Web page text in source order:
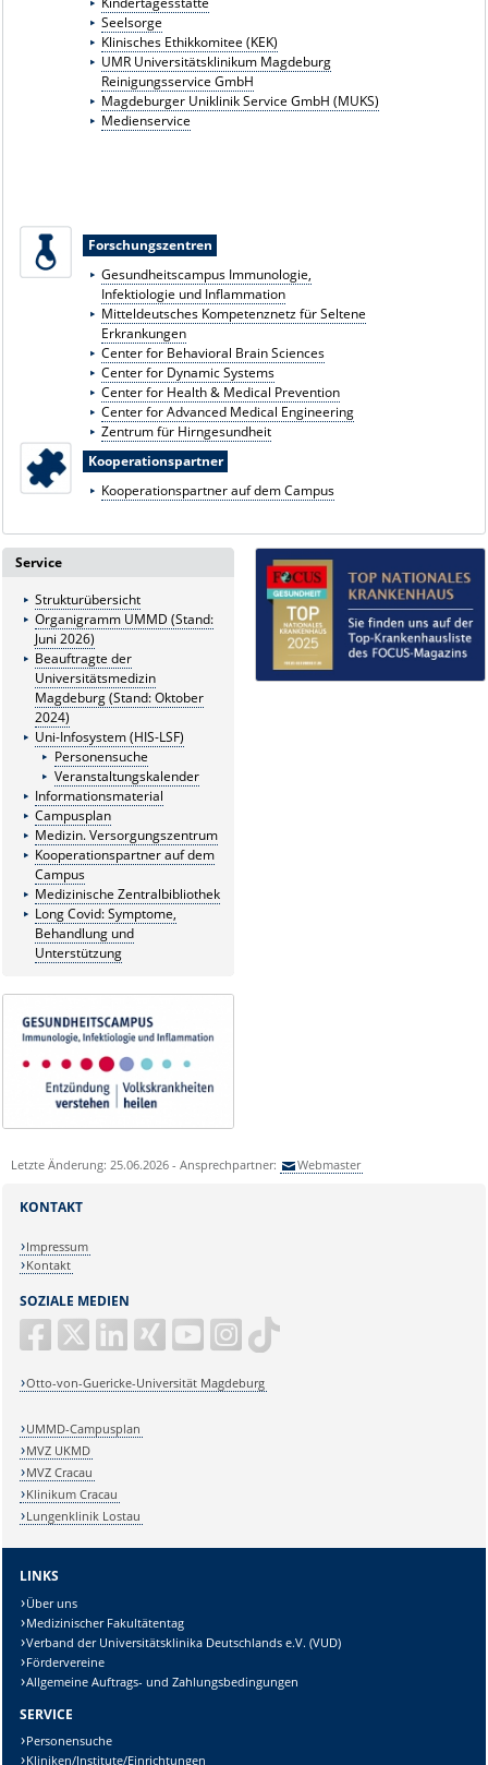
Seelsorge
Klinisches Ethikkomitee (KEK)
UMR Universitätsklinikum Magdeburg
Reinigungsservice GmbH
Magdeburger Uniklinik Service GmbH (MUKS)
Medienservice
Forschungszentren
Gesundheitscampus Immunologie,
Infektiologie und Inflammation
Mitteldeutsches Kompetenznetz für Seltene
Erkrankungen
Center for Behavioral Brain Sciences
Center for Dynamic Systems
Center for Health & Medical Prevention
Center for Advanced Medical Engineering
Zentrum für Hirngesundheit
Kooperationspartner
Kooperationspartner auf dem Campus
Service
Strukturübersicht
Organigramm UMMD (Stand:
Juni 2026)
Beauftragte der
Universitätsmedizin
Magdeburg (Stand: Oktober
2024)
Uni-Infosystem (HIS-LSF)
Personensuche
Veranstaltungskalender
Informationsmaterial
Campusplan
Medizin. Versorgungszentrum
Kooperationspartner auf dem
Campus
Medizinische Zentralbibliothek
Long Covid: Symptome,
Behandlung und
Unterstützung
Letzte Änderung: 25.06.2026 - Ansprechpartner: Webmaster
SOZIALE MEDIEN
Otto-von-Guericke-Universität Magdeburg
KONTAKT
Impressum
Kontakt
UMMD-Campusplan
MVZ UKMD
MVZ Cracau
Klinikum Cracau
Lungenklinik Lostau
LINKS
Über uns
Medizinischer Fakultätentag
Verband der Universitätsklinika Deutschlands e.V. (VUD)
Fördervereine
Allgemeine Auftrags- und Zahlungsbedingungen
SERVICE
Personensuche
Kliniken/Institute/Einrichtungen